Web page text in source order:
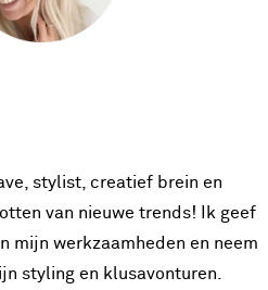
stylist, creatief brein en
van nieuwe trends! Ik geef
mijn werkzaamheden en neem
styling en klusavonturen.